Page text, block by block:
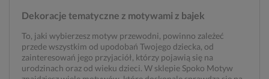
Dekoracje tematyczne z motywami z bajek
To, jaki wybierzesz motyw przewodni, powinno zależeć
przede wszystkim od upodobań Twojego dziecka, od
zainteresowań jego przyjaciół, którzy pojawią się na
urodzinach oraz od wieku dzieci. W sklepie Spoko Motyw